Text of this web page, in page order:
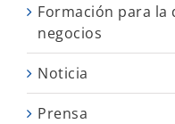
Formación para la
negocios
Noticia
Prensa